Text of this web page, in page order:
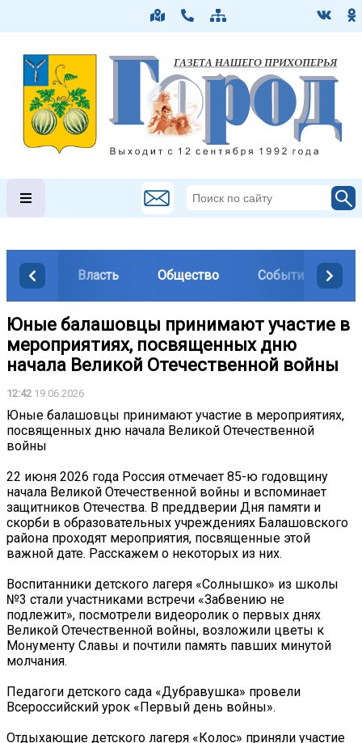
Власть Общество События
Юные балашовцы принимают участие в
мероприятиях, посвященных дню
начала Великой Отечественной войны
12:42 19.06.2026
Юные балашовцы принимают участие в мероприятиях,
посвященных дню начала Великой Отечественной
войны
22 июня 2026 года Россия отмечает 85-ю годовщину
начала Великой Отечественной войны и вспоминает
защитников Отечества. В преддверии Дня памяти и
скорби в образовательных учреждениях Балашовского
района проходят мероприятия, посвященные этой
важной дате. Расскажем о некоторых из них.
Воспитанники детского лагеря «Солнышко» из школы
№3 стали участниками встречи «Забвению не
подлежит», посмотрели видеоролик о первых днях
Великой Отечественной войны, возложили цветы к
Монументу Славы и почтили память павших минутой
молчания.
Педагоги детского сада «Дубравушка» провели
Всероссийский урок «Первый день войны».
Отдыхающие детского лагеря «Колос» приняли участие